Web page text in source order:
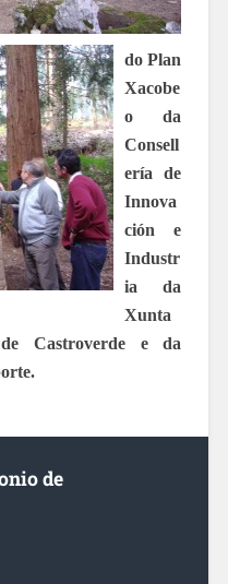
do Plan
Xacobe
o da
Consell
ería de
Innova
ción e
Industr
ia da
Xunta
Castroverde e da
de